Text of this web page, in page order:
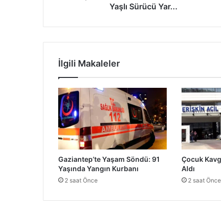
a
'
n
d
e
M
o
t
o
s
i
k
l
e
K
Yaşlı Sürücü Yar...
İlgili Makaleler
Gaziantep’te Yaşam Söndü: 91
Yaşında Yangın Kurbanı
2 saat Önce
Çocuk
Aldı
2 saat Önce